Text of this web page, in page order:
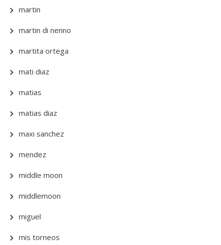
martin
martin di nenno
martita ortega
mati diaz
matias
matias diaz
maxi sanchez
mendez
middle moon
middlemoon
miguel
mis torneos